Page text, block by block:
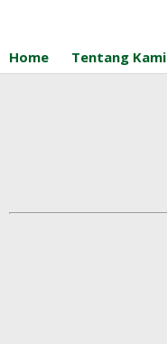
konten
Home Tentang Kami